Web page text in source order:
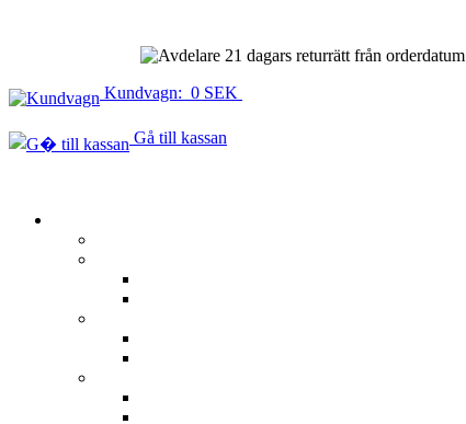
21 dagars returrätt från orderdatum
Kundvagn: 0 SEK
Gå till kassan